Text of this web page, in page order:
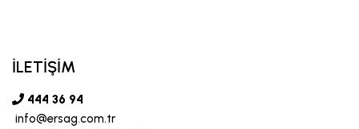
İLETİŞİM
444 36 94
info@ersag.com.tr